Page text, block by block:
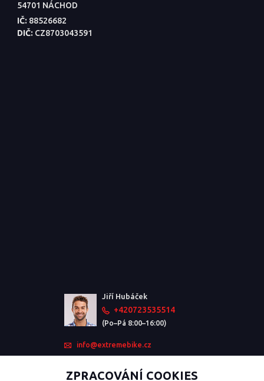
54701 NÁCHOD
IČ: 88526682
DIČ: CZ8703043591
Jiří Hubáček
+420723535514
(Po–Pá 8:00–16:00)
info@extremebike.cz
ZPRACOVÁNÍ COOKIES